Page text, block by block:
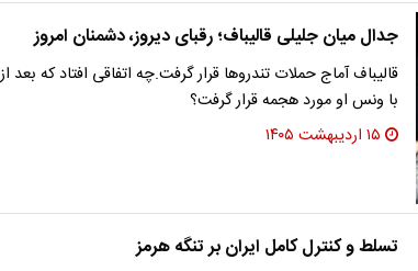
جدال میان جلیلی قالیباف؛ رقبای دیروز، دشمنان امروز
قالیباف آماج حملات تندروها قرار گرفت.چه اتفاقی افتاد که بعد
با ونس او مورد هجمه قرار گرفت؟
۱۵ اردیبهشت ۱۴۰۵
تسلط و کنترل کامل ایران بر تنگه هرمز